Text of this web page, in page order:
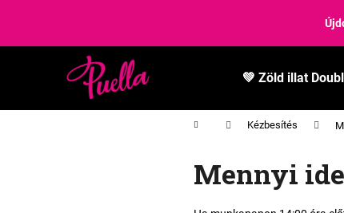
💚 Zöld illat
KezdőlapKézbesítés
Mennyi
s